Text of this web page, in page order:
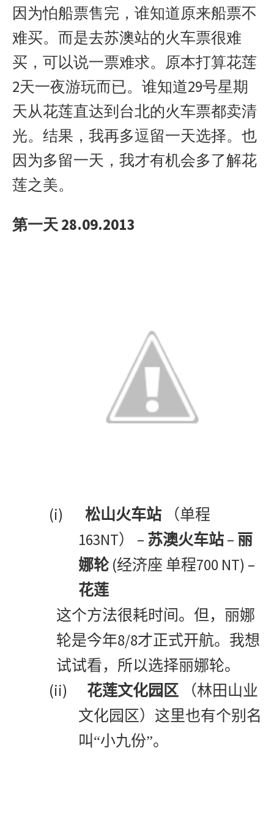
b
o
k
e
n
e
r
s
A
p
t
e
r
W
e
b
o
e
因为怕船票售完，谁知道原来船票不
难买。而是去苏澳站的火车票很难
买，可以说一票难求。原本打算花莲
2天一夜游玩而已。谁知道29号星期
天从花莲直达到台北的火车票都卖清
光。结果，我再多逗留一天选择。也
因为多留一天，我才有机会多了解花
莲之美。
第一天 28.09.2013
(i) 松山火车站 （单程
163NT） – 苏澳火车站 – 丽
娜轮(经济座 单程700 NT) –
花莲
这个方法很耗时间。但，丽娜
轮是今年8/8才正式开航。我想
试试看，所以选择丽娜轮。
(ii) 花莲文化园区
（林田山业
文化园区）这里也有个别名
叫“小九份”。